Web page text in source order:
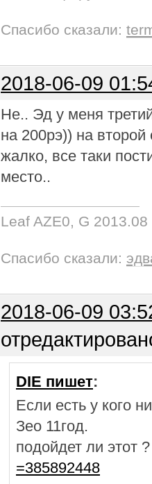
Спасибо сказали:
2018-06-09
Не.. Эд у меня
на 200рэ)) на
жалко, все таки
место..
Leaf AZE0, G 2013.08
Спасибо сказали:
2018-06-09
DIE пишет:
Если есть у кого
Зео 11год.
подойдет ли этот
=385892448